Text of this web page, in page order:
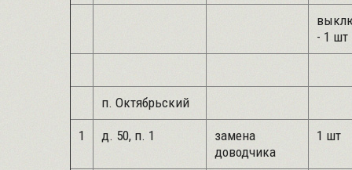
- 1 шт
п. Октябрьский
1 д. 50, п. 1
замена
доводчика
1 шт